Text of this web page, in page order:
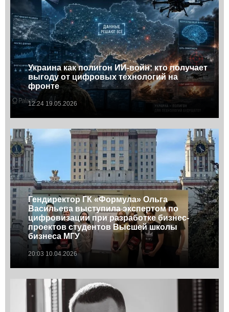
Украина как полигон ИИ-войн: кто получает
выгоду от цифровых технологий на
фронте
12:24 19.05.2026
Гендиректор ГК «Формула» Ольга
Васильева выступила экспертом по
цифровизации при разработке бизнес-
проектов студентов Высшей школы
бизнеса МГУ
20:03 10.04.2026